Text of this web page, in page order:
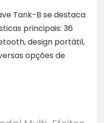
Tank-B se destaca
principais: 36
design portátil,
opções de